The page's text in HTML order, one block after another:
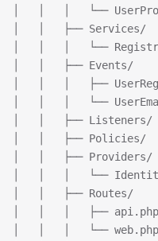
│   │   │   └──
│   │   ├── Services/
│   │   │   └──
│   │   ├── Events/
│   │   │   ├──
│   │   │   └──
│   │   ├── Listeners/
│   │   ├── Policies/
│   │   ├── Providers/
│   │   │   └──
│   │   ├── Routes/
│   │   │   ├── api.php
│   │   │   └── web.php